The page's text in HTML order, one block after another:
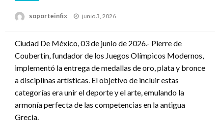
soporteinfix
Publicado
junio 3, 2026
Ciudad De México, 03 de junio de 2026.- Pierre de
Coubertin, fundador de los Juegos Olímpicos Modernos,
implementó la entrega de medallas de oro, plata y bronce
a disciplinas artísticas. El objetivo de incluir estas
categorías era unir el deporte y el arte, emulando la
armonía perfecta de las competencias en la antigua
Grecia.